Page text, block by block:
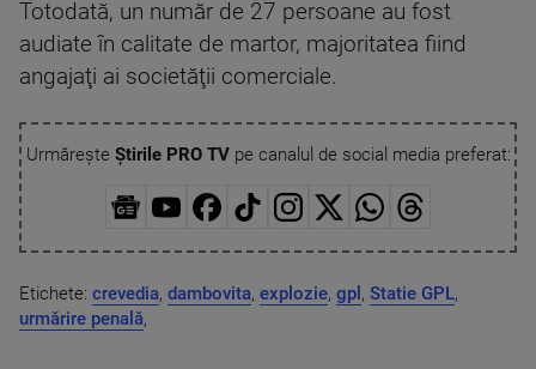
Totodată, un număr de 27 persoane au fost
audiate în calitate de martor, majoritatea fiind
angajaţi ai societăţii comerciale.
Urmărește Știrile PRO TVpe canalul de social media preferat:
Etichete: crevedia, dambovita, explozie, gpl , Statie GPL,
urmărire penală,